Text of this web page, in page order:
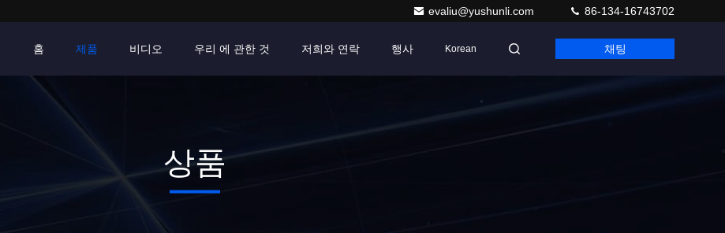
evaliu@yushunli.com 86-134-16743702
홈 제품 비디오 우리 에 관한 것 저희와 연락 행사 Korean 채팅
상품